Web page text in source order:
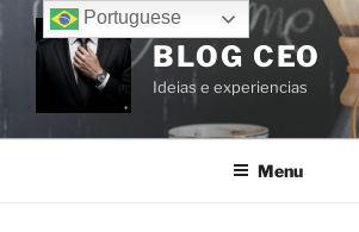
BLOG CEO
Ideias e experiencias
Menu
Portuguese